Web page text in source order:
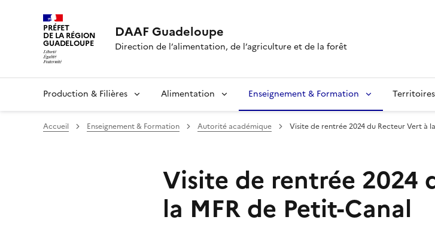
PRÉFET
DE LA RÉGION
GUADELOUPE
DAAF Guadeloupe
Direction de l’alimentation, de l’agriculture et de la forêt
Production & Filières Alimentation Enseignement & Formation
Accueil Enseignement & Formation Autorité académique Visite de rentrée 2024 du Recteur Vert à
Visite de rentrée 2024
la MFR de Petit-Canal